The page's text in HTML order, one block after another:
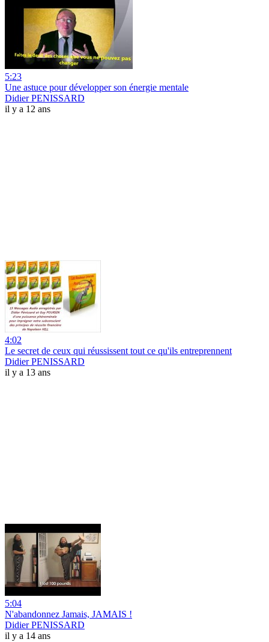
5:23
Une astuce pour développer son énergie mentale
Didier PENISSARD
il y a 12 ans
4:02
Le secret de ceux qui réussissent tout ce qu'ils entreprennent
Didier PENISSARD
il y a 13 ans
5:04
N'abandonnez Jamais, JAMAIS !
Didier PENISSARD
il y a 14 ans